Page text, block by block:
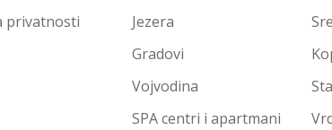
privatnosti
Jezera
Gradovi
Vojvodina
SPA centri i apartmani